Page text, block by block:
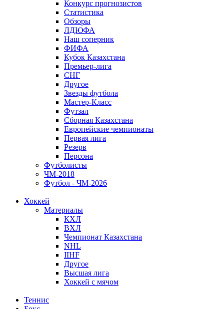
Конкурс прогнозистов
Статистика
Обзоры
ЛДЮФА
Наш соперник
ФИФА
Кубок Казахстана
Премьер-лига
СНГ
Другое
Звезды футбола
Мастер-Класс
Футзал
Сборная Казахстана
Европейские чемпионаты
Первая лига
Резерв
Персона
Футболисты
ЧМ-2018
Футбол - ЧМ-2026
Хоккей
Материалы
КХЛ
ВХЛ
Чемпионат Казахстана
NHL
IIHF
Другое
Высшая лига
Хоккей с мячом
Теннис